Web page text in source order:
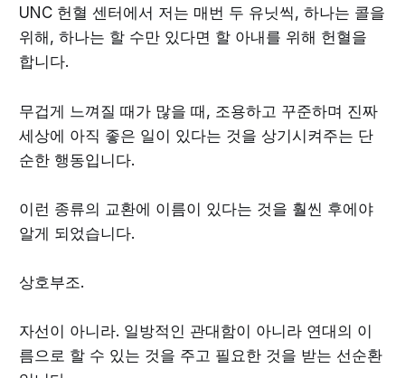
UNC 헌혈 센터에서 저는 매번 두 유닛씩, 하나는 콜을
위해, 하나는 할 수만 있다면 할 아내를 위해 헌혈을
합니다.
무겁게 느껴질 때가 많을 때, 조용하고 꾸준하며 진짜
세상에 아직 좋은 일이 있다는 것을 상기시켜주는 단
순한 행동입니다.
이런 종류의 교환에 이름이 있다는 것을 훨씬 후에야
알게 되었습니다.
상호부조.
자선이 아니라. 일방적인 관대함이 아니라 연대의 이
름으로 할 수 있는 것을 주고 필요한 것을 받는 선순환